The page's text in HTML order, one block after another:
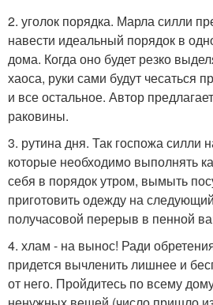
2. уголок порядка. Марла силли
навести идеальный порядок в
дома. Когда оно будет резко
хаоса, руки сами будут чесаться
и все остальное. Автор
раковины.
3. рутина дня. Так госпожа силли
которые необходимо выполнять
себя в порядок утром, вымыть
приготовить одежду на
получасовой перерыв в пенной
4. хлам - на вынос! Ради
придется вычленить лишнее и
от него. Пройдитесь по всему